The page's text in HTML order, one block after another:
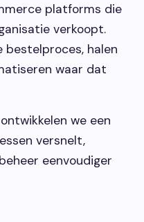
platforms die
verkoopt.
bestelproces, halen
waar dat
we een
versnelt,
eenvoudiger